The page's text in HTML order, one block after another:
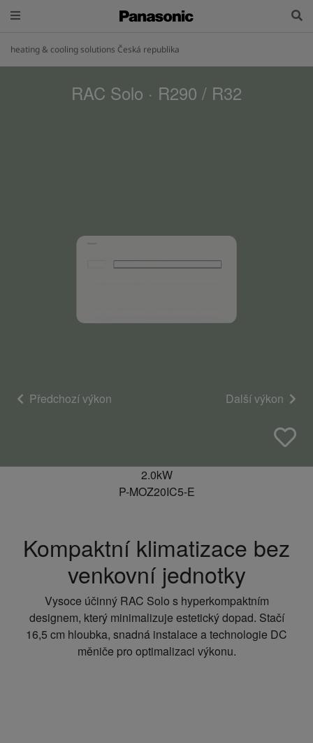
heating & cooling solutions Česká republika
RAC Solo · R290 / R32
Předchozí výkon Další výkon
2.0kW
P-MOZ20IC5-E
Kompaktní klimatizace bez
venkovní jednotky
Vysoce účinný RAC Solo s hyperkompaktním
designem, který minimalizuje estetický dopad. Stačí
16,5 cm hloubka, snadná instalace a technologie DC
měniče pro optimalizaci výkonu.